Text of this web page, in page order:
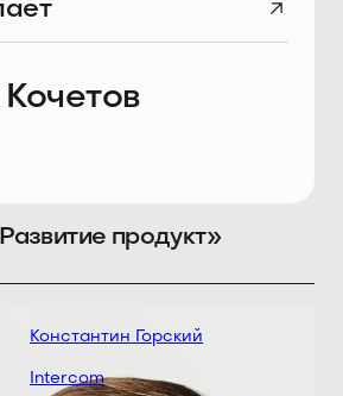
продукт»
Константин Горский
Intercom